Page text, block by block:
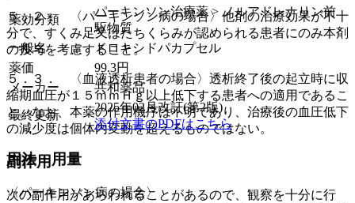
５．２． 〈パーキンソン病の場合〉他剤の治療効果が不十
分で、すくみ足又はたちくらみが認められる患者にのみ本剤
の投与を考慮すること。
５．３． 〈血液透析患者の場合〉透析終了後の起立時に収
縮期血圧が１５ｍｍＨｇ以上低下する患者への適用であるこ
と。なお、本薬の作用機序は不明であり、治療後の血圧低下
の減少度は個体内変動を超えるものではない。
副作用
次の副作用があらわれることがあるので、観察を十分に行
薬効分類
パーキンソン治療薬 > ノルアドレナリン前
駆物質
一般名
ドロキシドパカプセル
薬価
99.3円
メーカー
共和薬品
最終更新
2025年02月改訂(第2版)
添付文書のPDFはこちら
用法・用量
〈パーキンソン病の場合〉